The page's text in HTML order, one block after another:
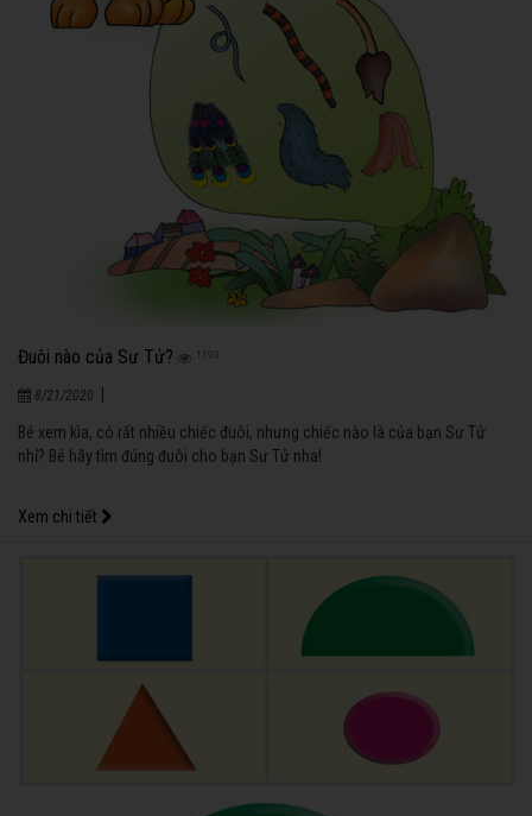
Đuôi nào của Sư Tử? 1193
8/21/2020
Bé xem kìa, có rất nhiều chiếc đuôi, nhưng chiếc nào là của bạn Sư Tử
nhỉ? Bé hãy tìm đúng đuôi cho bạn Sư Tử nha!
Xem chi tiết